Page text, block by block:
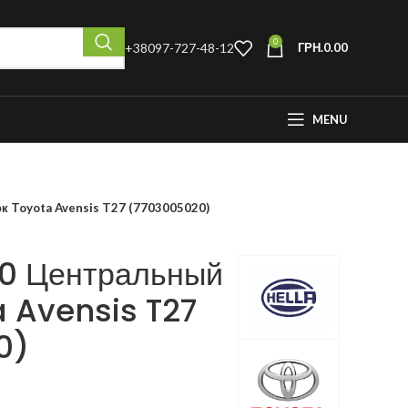
+38097-727-48-12 0 ГРН.0.00
MENU
Toyota Avensis T27 (7703005020)
Центральный
Avensis T27